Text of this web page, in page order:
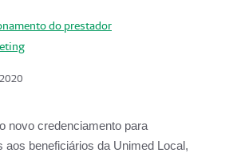
do prestador
novo credenciamento para
aos beneficiários da Unimed Local,